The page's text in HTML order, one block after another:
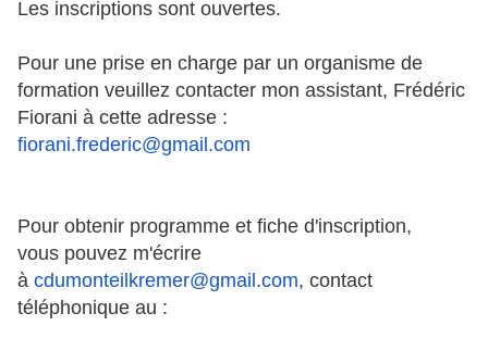
Les inscriptions sont ouvertes.
Pour une prise en charge par un organisme de
formation veuillez contacter mon assistant, Frédéric
Fiorani à cette adresse :
fiorani.frederic@gmail.com
Pour obtenir programme et fiche d'inscription,
vous pouvez m'écrire
à cdumonteilkremer@gmail.com, contact
téléphonique au :